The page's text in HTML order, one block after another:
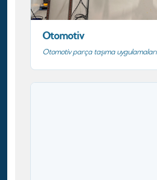
Otomotiv
Otomotiv parça taşıma uygulamaları